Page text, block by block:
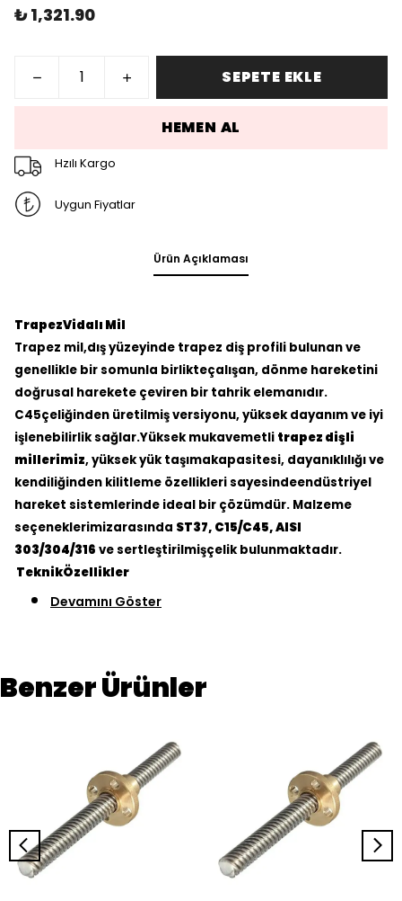
₺ 1,321.90
SEPETE EKLE
HEMEN AL
Hzılı Kargo
Uygun Fiyatlar
Ürün Açıklaması
TrapezVidalı Mil
Trapez mil,dış yüzeyinde trapez diş profili bulunan ve
genellikle bir somunla birlikteçalışan, dönme hareketini
doğrusal harekete çeviren bir tahrik elemanıdır.
C45çeliğinden üretilmiş versiyonu, yüksek dayanım ve iyi
işlenebilirlik sağlar.Yüksek mukavemetli trapez dişli
millerimiz, yüksek yük taşımakapasitesi, dayanıklılığı ve
kendiliğinden kilitleme özellikleri sayesindeendüstriyel
hareket sistemlerinde ideal bir çözümdür. Malzeme
seçeneklerimizarasında ST37, C15/C45, AISI
303/304/316 ve sertleştirilmişçelik bulunmaktadır.
TeknikÖzellikler
Devamını Göster
Benzer Ürünler